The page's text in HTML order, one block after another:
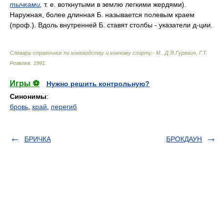
тычками т. е. воткнутыми в землю легкими жердями).
Наружная, более длинная Б. называется полевым краем
(проф.). Вдоль внутренней Б. ставят столбы - указатели д-ции.
Словарь-справочник по коневодству и конному спорту.- М.
Д.Я.Гуревич, Г.Т.
Рогалев 1991
Игры ⚽
Нужно решить контрольную?
Синонимы:
бровь край перегиб
БРИЧКА БРОКДАУН